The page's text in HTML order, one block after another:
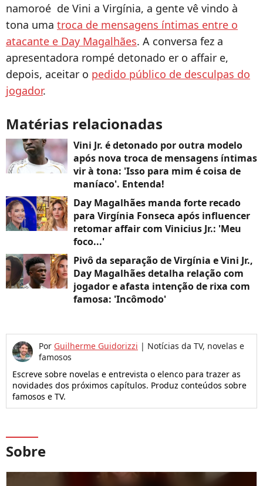
namoroé de Vini a Virgínia, a gente vê vindo à
tona uma troca de mensagens íntimas entre o
atacante e Day Magalhães. A conversa fez a
apresentadora rompé detonado er o affair e,
depois, aceitar o pedido público de desculpas do
jogador.
Matérias relacionadas
Vini Jr. é detonado por outra modelo
após nova troca de mensagens íntimas
vir à tona: 'Isso para mim é coisa de
maníaco'. Entenda!
Day Magalhães manda forte recado
para Virgínia Fonseca após influencer
retomar affair com Vinicius Jr.: 'Meu
foco...'
Pivô da separação de Virgínia e Vini Jr.,
Day Magalhães detalha relação com
jogador e afasta intenção de rixa com
famosa: 'Incômodo'
Por Guilherme Guidorizzi | Notícias da TV, novelas e
famosos
Escreve sobre novelas e entrevista o elenco para trazer as
novidades dos próximos capítulos. Produz conteúdos sobre
famosos e TV.
Sobre